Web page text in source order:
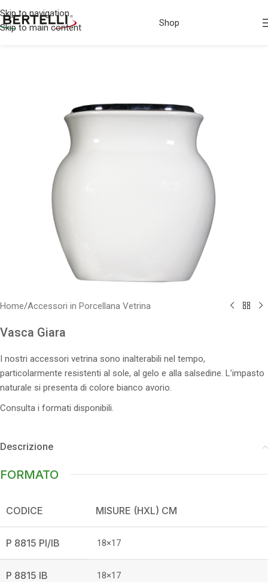
Skip to navigation
Skip to main content
Shop
Home/Accessori in Porcellana Vetrina
Vasca Giara
I nostri accessori vetrina sono inalterabili nel tempo,
particolarmente resistenti al sole, al gelo e alla salsedine. L’impasto
naturale si presenta di colore bianco avorio.
Consulta i formati disponibili.
Descrizione
FORMATO
CODICE MISURE (HXL) CM
P 8815 PI/IB 18×17
P 8815 IB 18×17